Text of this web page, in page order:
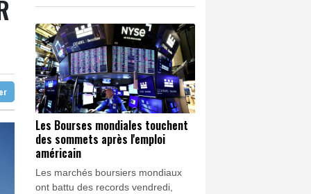
le maillot jaune
1.64% 4392.86 €
Les Bourses mondiales touchent
des sommets après l'emploi
américain
Les marchés boursiers mondiaux
ont battu des records vendredi,